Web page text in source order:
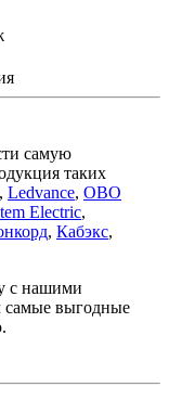
самую
таких
, Ledvance, OBO
Electric,
, Кабэкс,
с нашими
выгодные